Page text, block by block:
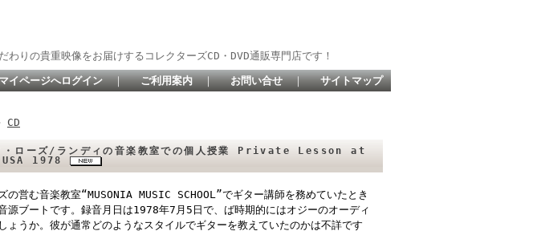
りの貴重映像をお届けするコレクターズCD・DVD通販専門店です！
イページへログイン ｜ ご利用案内 ｜ お問い合せ ｜ サイトマップ
CD
ローズ/ランディの音楽教室での個人授業 Private Lesson at
1978
の営む音楽教室“MUSONIA MUSIC SCHOOL”でギター講師を務めていたとき
源ブートです。録音月日は1978年7月5日で、ば時期的にはオジーのオーディ
ょうか。彼が通常どのようなスタイルでギターを教えていたのかは不詳です